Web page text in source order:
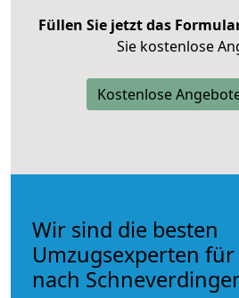
Füllen Sie jetzt das
Sie kostenlose
Kostenlose
Wir sind die besten
Umzugsexperten
nach